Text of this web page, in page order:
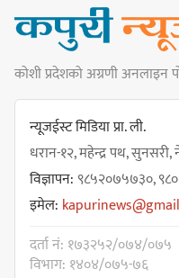
कोशी प्रदेशको अग्रणी अनलाइन
न्यूजईस्ट मिडिया प्रा. ली.
धरान-१२, महेन्द्र पथ, सुनसरी,
विज्ञापन:९८५२०७५७३०,
इमेल:
दर्ता नं: १७३२५२/०७४/
विभाग: १४०४/०७५-७६